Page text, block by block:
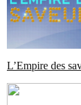
L’Empire des